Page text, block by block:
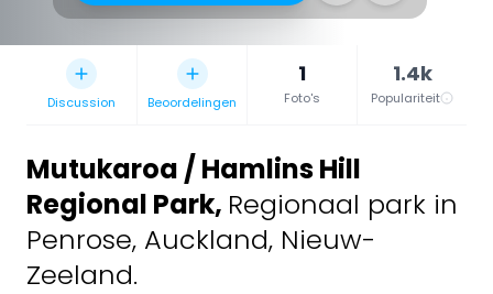
Discussion Beoordelingen
1
Foto's
1.4k
Populariteit
Mutukaroa / Hamlins Hill
Regional Park, Regionaal park in
Penrose, Auckland, Nieuw-
Zeeland.